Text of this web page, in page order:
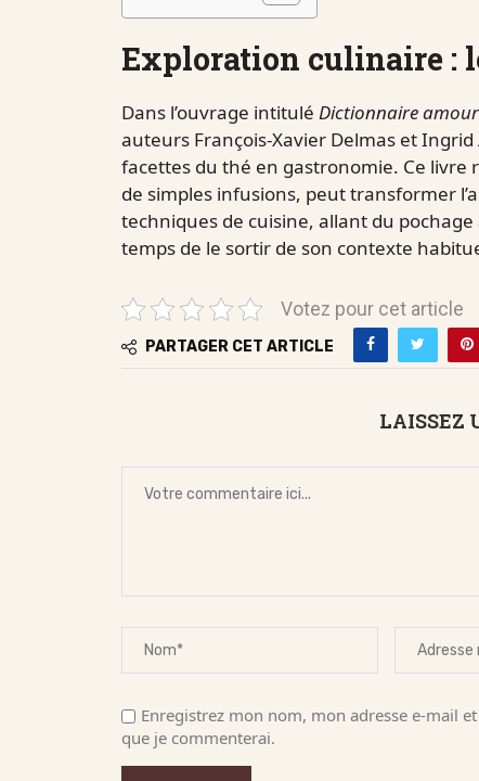
Exploration culinaire :
Dans l’ouvrage intitulé Dictionnaire
auteurs François-Xavier Delmas et
facettes du thé en gastronomie. Ce
de simples infusions, peut transformer
techniques de cuisine, allant du
temps de le sortir de son contexte
Votez pour cet article
PARTAGER CET ARTICLE
LAISSEZ
Enregistrez mon nom, mon adresse e-mail
que je commenterai.